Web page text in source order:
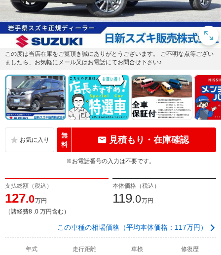
この度は当店在庫をご覧頂き誠にありがとうございます。 ご不明な点等ござい
ましたら、お気軽にメール又はお電話にてお問合せ下さい♪
無
料
見積もり・在庫確認
※お電話番号の入力は不要です。
支払総額（税込）
127.0万円
（諸経費8 .0 万円含む）
本体価格（税込）
119.0万円
この車種の相場価格（平均本体価格：117万円）
年式 走行距離
車検
修復歴